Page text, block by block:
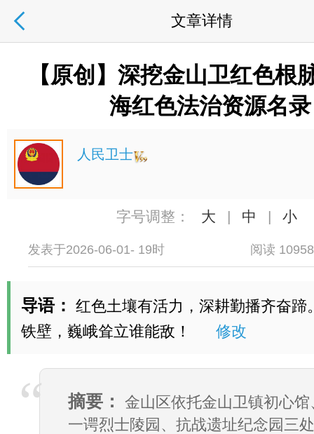
文章详情
【原创】深挖金山卫红色根
海红色法治资源名录
人民卫士
字号调整： 大 | 中 | 小
发表于2026-06-01- 19时 阅读
导语： 红色土壤有活力，深耕勤播齐奋蹄
铁壁，巍峨耸立谁能敌！
修改
摘要：
金山区依托金山卫镇初心馆
一谔烈士陵园、抗战遗址纪念园三